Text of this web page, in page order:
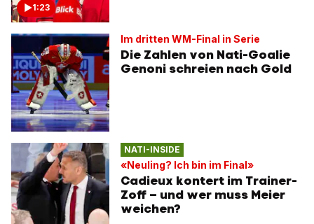
1:23
Im dritten WM-Final in Serie
Die Zahlen von Nati-Goalie
Genoni schreien nach Gold
NATI-INSIDE
«Neuling? Ich bin im Final»
Cadieux kontert im Trainer-
Zoff – und wer muss Meier
weichen?